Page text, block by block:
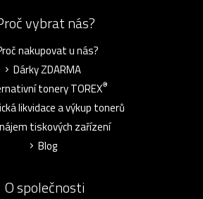
vybrat nás?
nakupovat u nás?
Dárky ZDARMA
tonery TOREX®
likvidace a výkup tonerů
tiskových zařízení
Blog
O společnosti